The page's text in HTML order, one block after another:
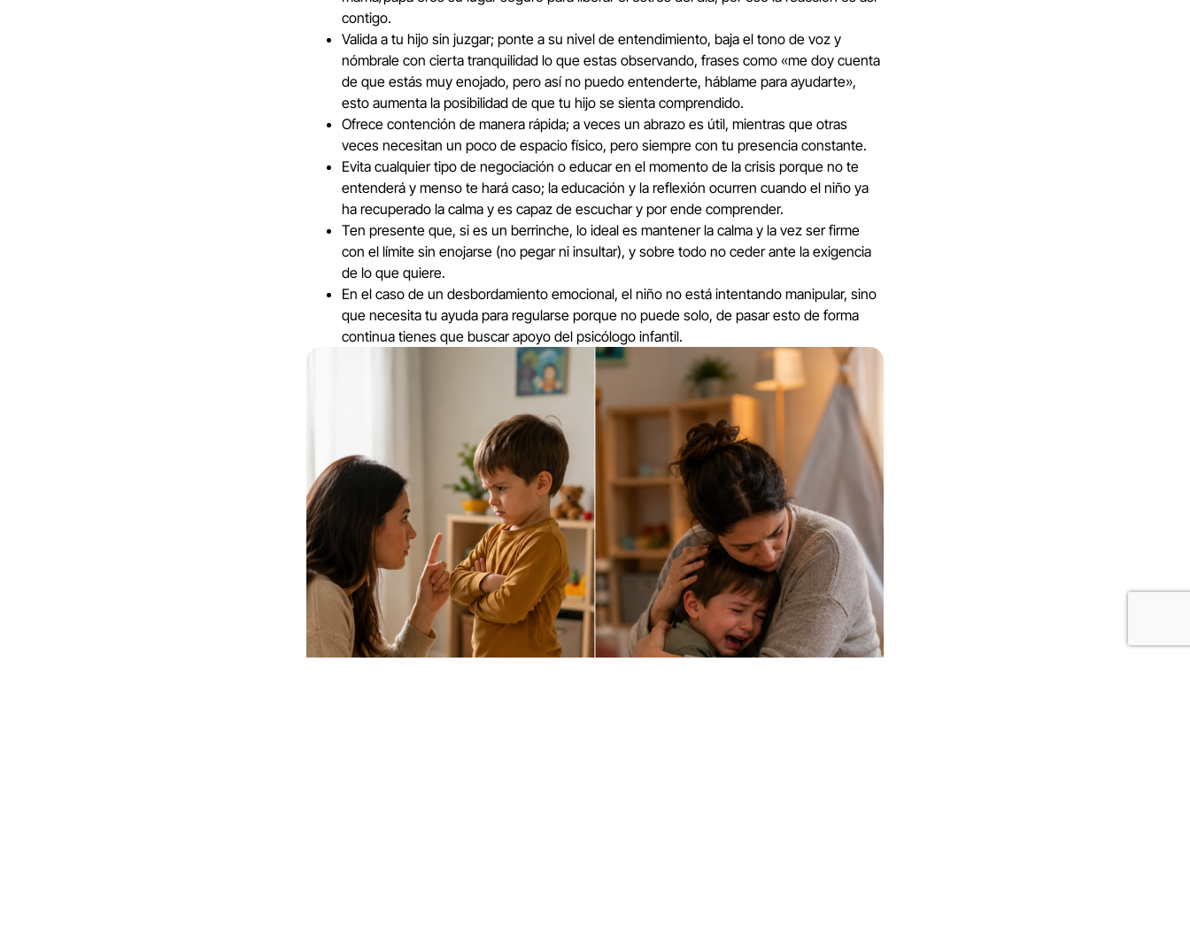
contigo.
Valida a tu hijo sin juzgar; ponte a su nivel de entendimiento, baja el tono de voz y
nómbrale con cierta tranquilidad lo que estas observando, frases como «me doy cuenta
de que estás muy enojado, pero así no puedo entenderte, háblame para ayudarte»,
esto aumenta la posibilidad de que tu hijo se sienta comprendido.
Ofrece contención de manera rápida; a veces un abrazo es útil, mientras que otras
veces necesitan un poco de espacio físico, pero siempre con tu presencia constante.
Evita cualquier tipo de negociación o educar en el momento de la crisis porque no te
entenderá y menso te hará caso; la educación y la reflexión ocurren cuando el niño ya
ha recuperado la calma y es capaz de escuchar y por ende comprender.
Ten presente que, si es un berrinche, lo ideal es mantener la calma y la vez ser firme
con el límite sin enojarse (no pegar ni insultar), y sobre todo no ceder ante la exigencia
de lo que quiere.
En el caso de un desbordamiento emocional, el niño no está intentando manipular, sino
que necesita tu ayuda para regularse porque no puede solo, de pasar esto de forma
continua tienes que buscar apoyo del psicólogo infantil.